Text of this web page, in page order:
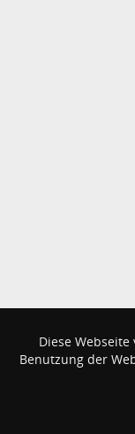
Diese
Benutzung der